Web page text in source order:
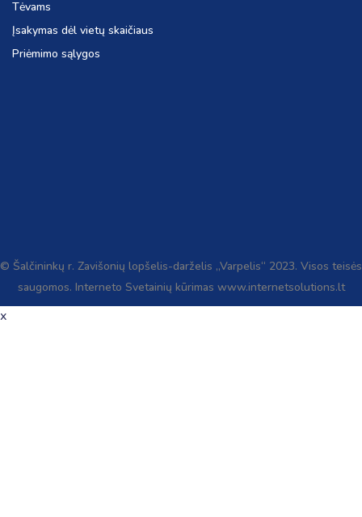
Tėvams
Įsakymas dėl vietų skaičiaus
Priėmimo sąlygos
© Šalčininkų r. Zavišonių lopšelis-darželis „Varpelis“ 2023. Visos teisės
saugomos. Interneto Svetainių kūrimas www.internetsolutions.lt
x